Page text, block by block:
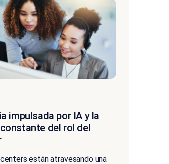
impulsada por IA y la
del rol del
están atravesando una